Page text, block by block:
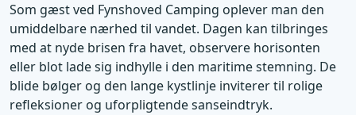
Som gæst ved Fynshoved Camping oplever man den
umiddelbare nærhed til vandet. Dagen kan tilbringes
med at nyde brisen fra havet, observere horisonten
eller blot lade sig indhylle i den maritime stemning. De
blide bølger og den lange kystlinje inviterer til rolige
refleksioner og uforpligtende sanseindtryk.